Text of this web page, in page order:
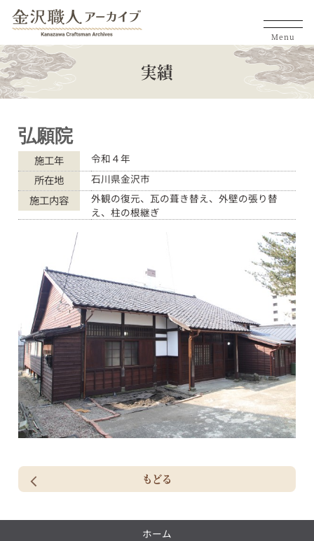
Menu
実績
弘願院
施工年 令和４年
所在地 石川県金沢市
施工内容
外観の復元、瓦の葺き替え、外壁の張り替
え、柱の根継ぎ
もどる
ホーム